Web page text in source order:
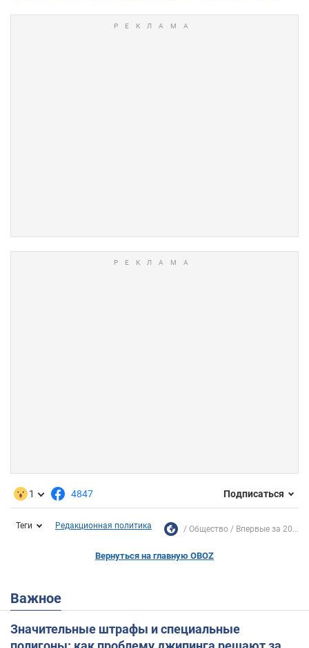
1 4847 Подписаться
Теги Редакционная политика Общество Впервые за 20...
Вернуться на главную OBOZ
Важное
Значительные штрафы и специальные